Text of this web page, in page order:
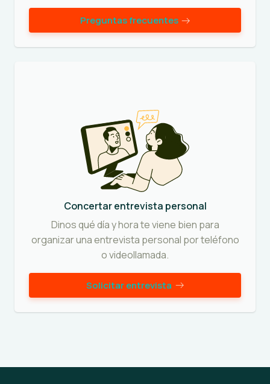
Preguntas frecuentes
Concertar entrevista personal
Dinos qué día y hora te viene bien para
organizar una entrevista personal por teléfono
o videollamada.
Solicitar entrevista